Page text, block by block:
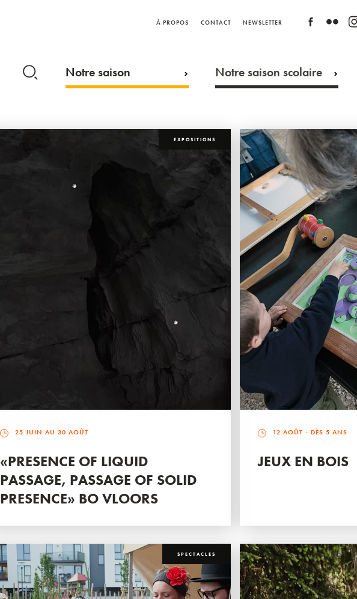
À PROPOS CONTACT NEWSLETTER
Notre saison Notre saison scolaire
EXPOSITIONS
25 JUIN AU 30 AOÛT
«PRESENCE OF LIQUID
PASSAGE, PASSAGE OF SOLID
PRESENCE» BO VLOORS
12 AOÛT - DÈS 5 ANS
JEUX EN BOIS
SPECTACLES